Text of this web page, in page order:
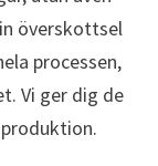
överskottsel
processen,
Vi ger dig de